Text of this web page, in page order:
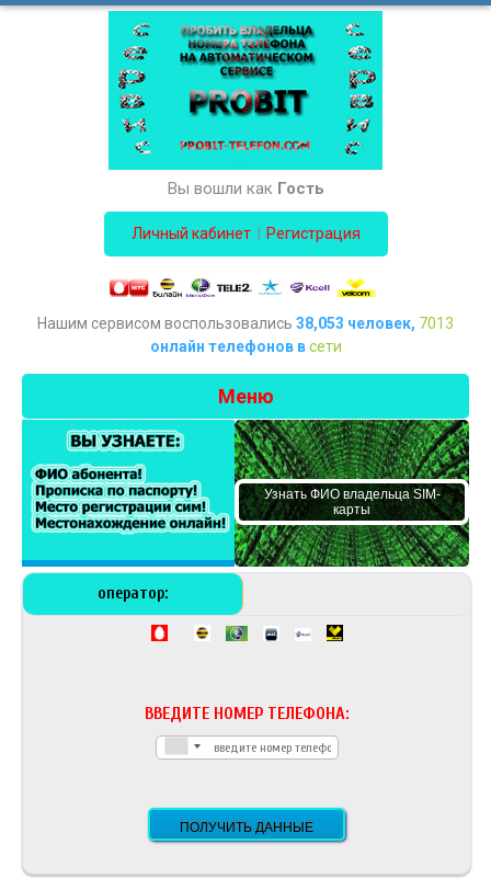
Вы вошли как Гость
Личный кабинет | Регистрация
Нашим сервисом воспользовались 38,053 человек, 7013
онлайн телефонов всети
Меню
Узнать ФИО владельца SIM-
карты
оператор:
ВВЕДИТЕ НОМЕР ТЕЛЕФОНА: